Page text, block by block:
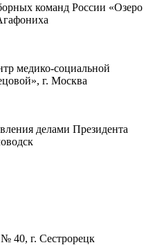
команд России «Озеро
медико-социальной
, г. Москва
делами Президента
40, г. Сестрорецк